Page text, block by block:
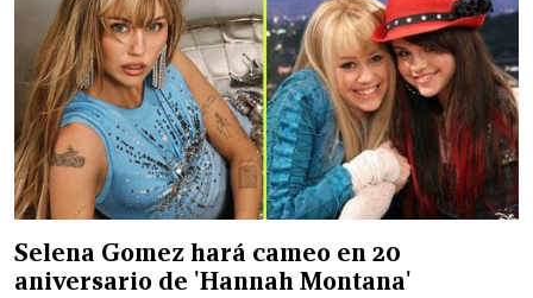
Selena Gomez hará cameo en 20
aniversario de 'Hannah Montana'